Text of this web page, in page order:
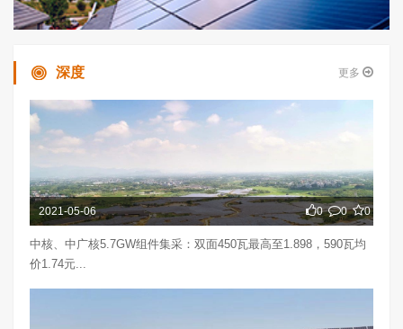
深度 更多
2021-05-06 0 0 0
中核、中广核5.7GW组件集采：双面450瓦最高至1.898，590瓦均
价1.74元...